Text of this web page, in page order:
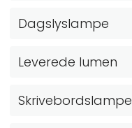
Dagslyslampe
Leverede lumen
Skrivebordslampe